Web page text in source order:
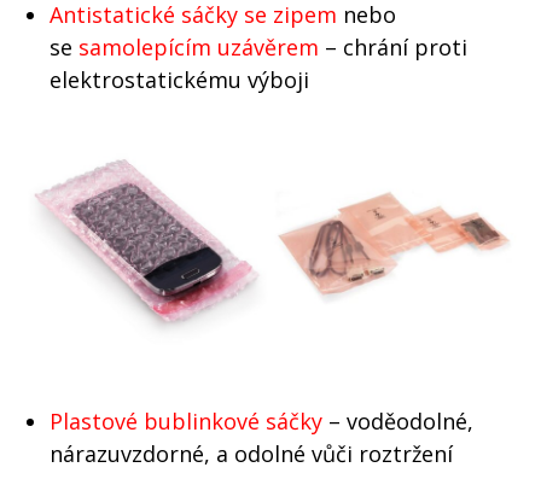
Antistatické sáčky se zipem nebo
se samolepícím uzávěrem – chrání proti
elektrostatickému výboji
Plastové bublinkové sáčky – voděodolné,
nárazuvzdorné, a odolné vůči roztržení